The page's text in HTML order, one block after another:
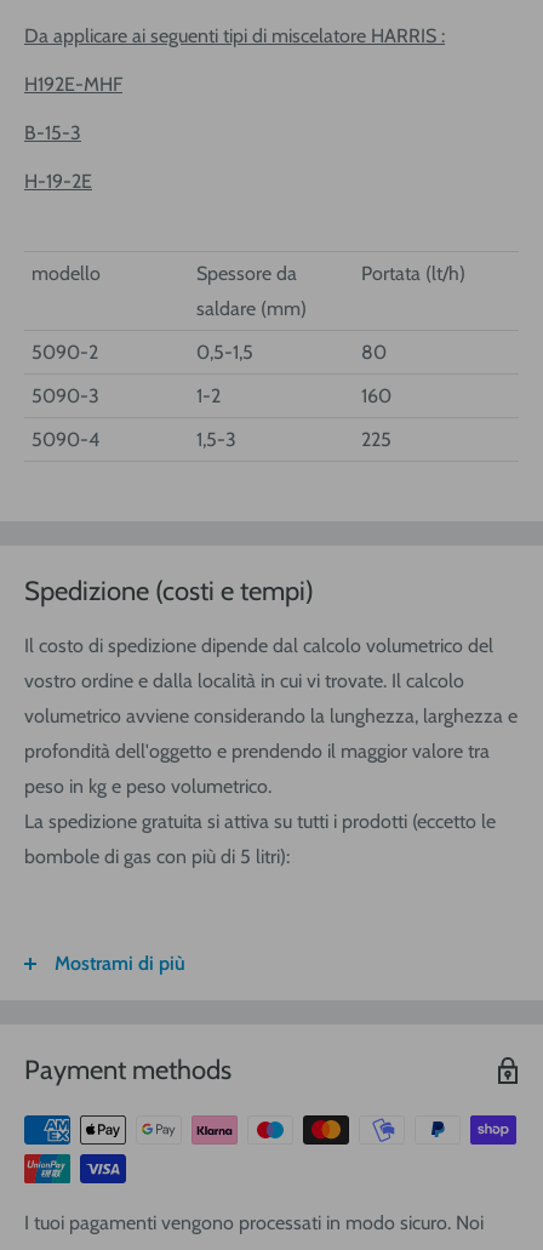
Da applicare ai seguenti tipi di miscelatore HARRIS :
H192E-MHF
B-15-3
H-19-2E
modello
Spessore da
saldare (mm)
Portata (lt/h)
5090-2 0,5-1,5
80
5090-3
1-2
160
5090-4
1,5-3 225
Spedizione (costi e tempi)
Il costo di spedizione dipende dal calcolo volumetrico del
vostro ordine e dalla località in cui vi trovate. Il calcolo
volumetrico avviene considerando la lunghezza, larghezza e
profondità dell'oggetto e prendendo il maggior valore tra
peso in kg e peso volumetrico.
La spedizione gratuita si attiva su tutti i prodotti (eccetto le
bombole di gas con più di 5 litri):
FASCIA DI
1-3(kg o m3 € 8,90 € 10,40 € 10,40
3-5(kg o
5-10(kg om 3) € 11,25 € 14,20 € 17,10
Mostrami di più
Payment methods
I tuoi pagamenti vengono processati in modo sicuro. Noi